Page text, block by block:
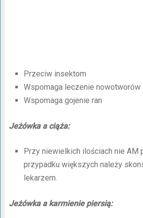
Przeciw insektom
Wspomaga leczenie nowotworów
Wspomaga gojenie ran
Jeżówka a ciąża:
Przy niewielkich ilościach nie AM
przypadku większych należy
lekarzem.
Jeżówka a karmienie piersią: